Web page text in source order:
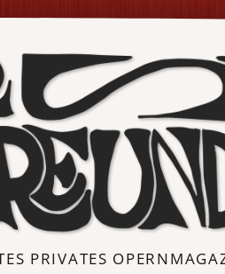
PRIVATES